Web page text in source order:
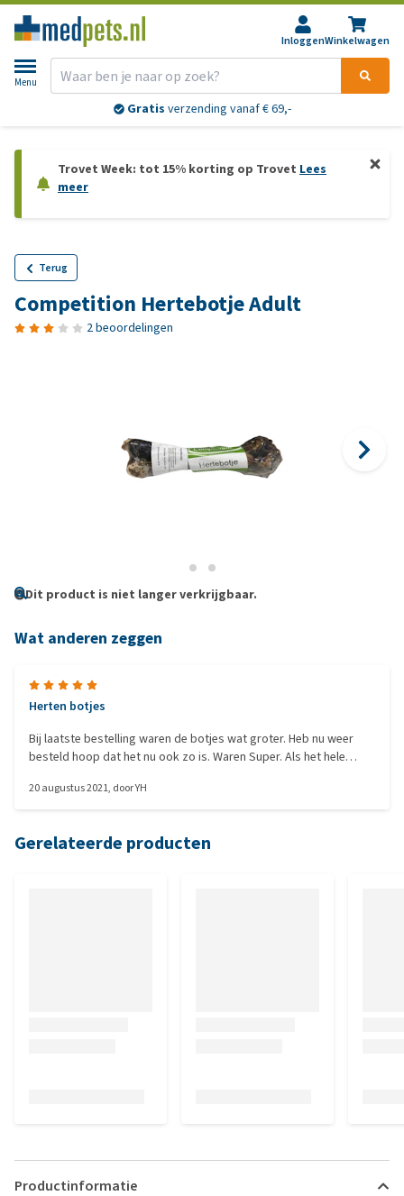
InloggenWinkelwagen
Menu
Gratis verzending vanaf € 69,-
Trovet Week: tot 15% korting op Trovet Lees
meer
Terug
Competition Hertebotje Adult
2 beoordelingen
Dit product is niet langer verkrijgbaar.
Wat anderen zeggen
Herten botjes
Bij laatste bestelling waren de botjes wat groter. Heb nu weer
besteld hoop dat het nu ook zo is. Waren Super. Als het hele
klein hondje met sterke kaken en bijt het zo in tweeën dus kans
20 augustus 2021, doorYH
Gerelateerde producten
Productinformatie